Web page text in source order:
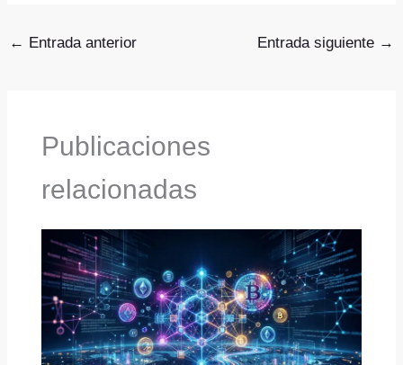
← Entrada anterior Entrada siguiente →
Publicaciones
relacionadas